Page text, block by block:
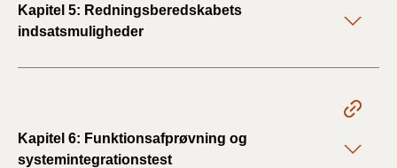
Kapitel 5: Redningsberedskabets
indsatsmuligheder
Kapitel 6: Funktionsafprøvning og
systemintegrationstest